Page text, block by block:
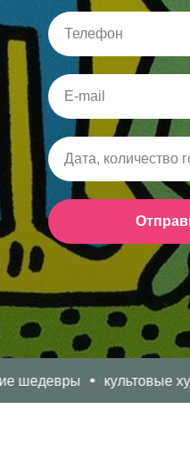
культовые